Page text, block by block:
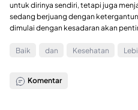
untuk dirinya sendiri, tetapi juga
sedang berjuang dengan
dimulai dengan kesadaran akan
Baik dan Kesehatan
Komentar